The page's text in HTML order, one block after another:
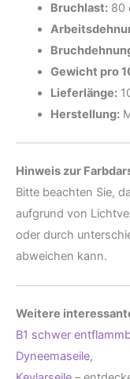
Bruchlast:80
Gewicht pro
Lieferlänge:
Herstellung:
Hinweis zur
Bitte beachten Sie,
aufgrund von
oder durch
abweichen kann.
Weitere
B1 schwer
Dyneemaseile,